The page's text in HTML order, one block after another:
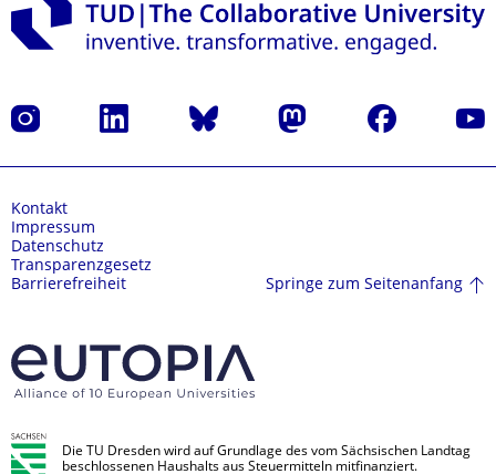
Instagram LinkedIn Bluesky Mastodon Facebook
Kontakt
Impressum
Datenschutz
Transparenzgesetz
Barrierefreiheit
Springe zum Seitenanfang
Die TU Dresden wird auf Grundlage des vom Sächsischen Landtag
beschlossenen Haushalts aus Steuermitteln mitfinanziert.